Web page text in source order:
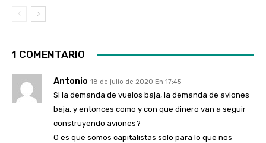
1 COMENTARIO
Antonio 18 de julio de 2020 En 17:45
Si la demanda de vuelos baja, la demanda de aviones
baja, y entonces como y con que dinero van a seguir
construyendo aviones?
O es que somos capitalistas solo para lo que nos